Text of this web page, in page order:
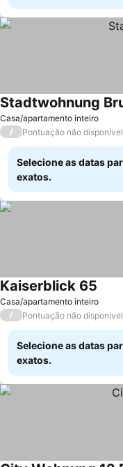
Casa/apartamento inteiro
Stadtwohnung
/ Pontuação não disponível
Selecione as datas
exatos.
Casa/apartamento inteiro
Kaiserblick 65
/ Pontuação não disponível
Selecione as datas
exatos.